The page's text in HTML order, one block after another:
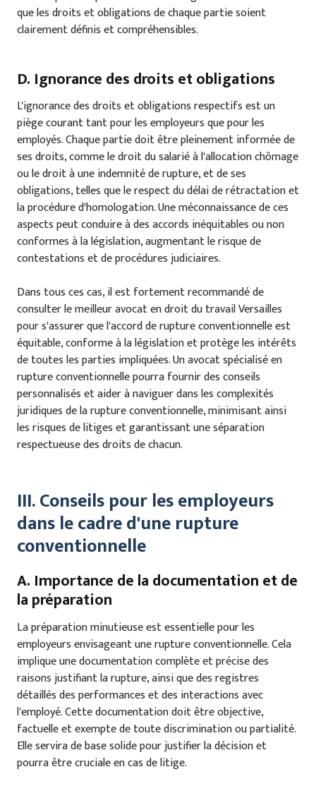
que les droits et obligations de chaque partie soient
clairement définis et compréhensibles.
D. Ignorance des droits et obligations
L'ignorance des droits et obligations respectifs est un
piège courant tant pour les employeurs que pour les
employés. Chaque partie doit être pleinement informée de
ses droits, comme le droit du salarié à l'allocation chômage
ou le droit à une indemnité de rupture, et de ses
obligations, telles que le respect du délai de rétractation et
la procédure d'homologation. Une méconnaissance de ces
aspects peut conduire à des accords inéquitables ou non
conformes à la législation, augmentant le risque de
contestations et de procédures judiciaires.
Dans tous ces cas, il est fortement recommandé de
consulter le meilleur avocat en droit du travail Versailles
pour s'assurer que l'accord de rupture conventionnelle est
équitable, conforme à la législation et protège les intérêts
de toutes les parties impliquées. Un avocat spécialisé en
rupture conventionnelle pourra fournir des conseils
personnalisés et aider à naviguer dans les complexités
juridiques de la rupture conventionnelle, minimisant ainsi
les risques de litiges et garantissant une séparation
respectueuse des droits de chacun.
III. Conseils pour les employeurs
dans le cadre d'une rupture
conventionnelle
A. Importance de la documentation et de
la préparation
La préparation minutieuse est essentielle pour les
employeurs envisageant une rupture conventionnelle. Cela
implique une documentation complète et précise des
raisons justifiant la rupture, ainsi que des registres
détaillés des performances et des interactions avec
l'employé. Cette documentation doit être objective,
factuelle et exempte de toute discrimination ou partialité.
Elle servira de base solide pour justifier la décision et
pourra être cruciale en cas de litige.